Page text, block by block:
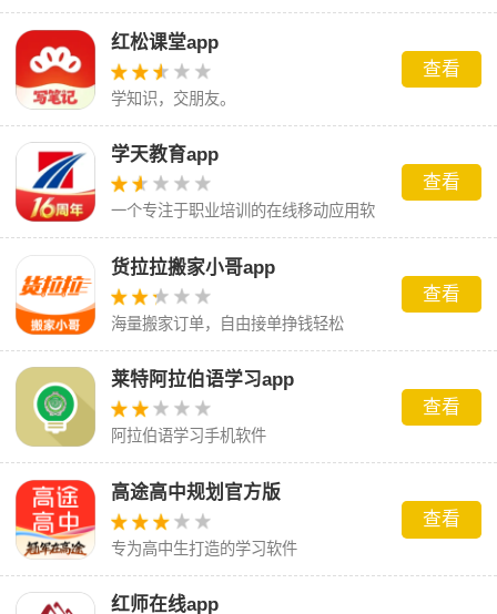
红松课堂app
学知识，交朋友。
查看
学天教育app
一个专注于职业培训的在线移动应用软
件
查看
货拉拉搬家小哥app
海量搬家订单，自由接单挣钱轻松
查看
莱特阿拉伯语学习app
阿拉伯语学习手机软件
查看
高途高中规划官方版
专为高中生打造的学习软件
查看
红师在线app